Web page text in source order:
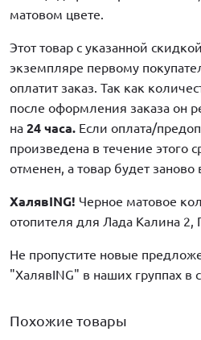
матовом цвете.
Этот товар с указанной
экземпляре первому
оплатит заказ. Так как
после оформления заказа он
на 24 часа. Если оплата/
произведена в течение этого
отменен, а товар будет
ХалявING! Черное матовое
отопителя для Лада Калина 2,
Не пропустите новые
"ХалявING" в наших группах в
Похожие товары